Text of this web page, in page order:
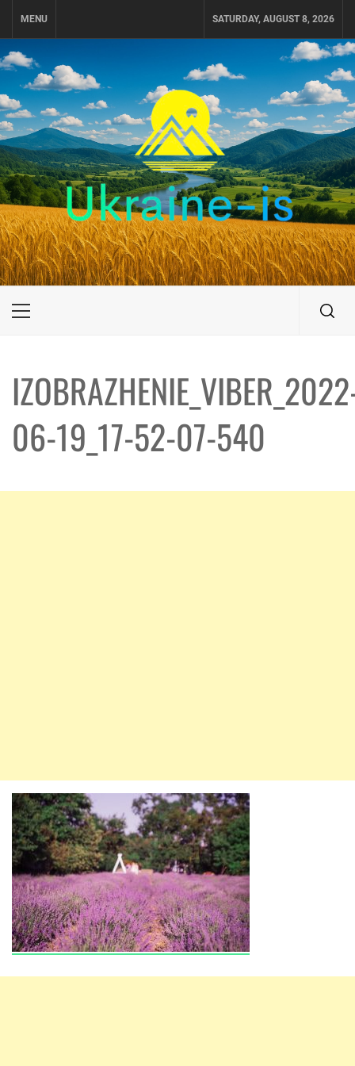
MENU SATURDAY, AUGUST 8, 2026
UKRAINE-IS
ПОДОРОЖI ПО УКРАЇНІ
Primary
06-19_17-52-07-540